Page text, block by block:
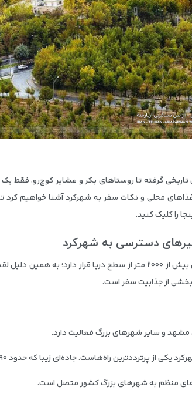
تاریخی گرفته تا روستاهای بکر و عشایر کوچ‌رو،
غذاهای محلی و نکات سفر به شهرکرد آشنا خواهیم
را کلیک کنید.
دسترسی به شهرکرد
از جذابیت سفر است.
مشهد و سایر شهرهای بزرگ فعالیت دارد.
پرترددترین راه‌هاست. جاده‌ای زیبا که حدود ۹۰ کیلومتر طول دارد.
منظم به شهرهای بزرگ کشور متصل است.